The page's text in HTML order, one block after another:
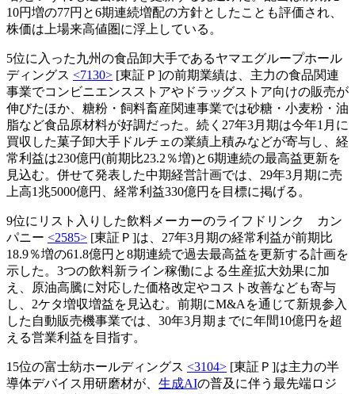
10円増の77円と6期連続増配の方針としたことも評価され、
株価は上場来高値圏に浮上している。
5位に入った九州の食品卸大手であるヤマエグループホール
ディングス <7130> [東証Ｐ]の前期業績は、主力の食品関連
事業でコンビニエンスストアやドラッグストア向けの販売が
伸びたほか、糖粉・飼料畜産関連事業では砂糖・小麦粉・油
脂など食品原材料が好調だった。続く27年3月期は今年1月に
買収した菓子卸大手ドルチェの業績上積みなどが寄与し、経
常利益は230億円(前期比23.2％増)と6期連続の最高益更新を
見込む。併せて発表した中期経営計画では、29年3月期に売
上高1兆5000億円、経常利益330億円を目標に掲げる。
9位にリスト入りした飲料メーカーのライフドリンク カン
パニー <2585> [東証Ｐ]は、27年3月期の経常利益が前期比
18.9％増の61.8億円と8期連続で過去最高益を更新する計画を
示した。3つの飲料新ライン稼働による生産拡大効果に加
え、原油高騰に対応した価格改定やコスト改善なども寄与
し、2ケタ増収増益を見込む。前期にM&Aを通じて新規参入
した自動販売機事業では、30年3月期までに年間10億円を超
える営業利益を目指す。
15位の富士紡ホールディングス <3104> [東証Ｐ]は主力の半
導体デバイス用研磨材が、 生成AIの普及に伴う最先端ロジ